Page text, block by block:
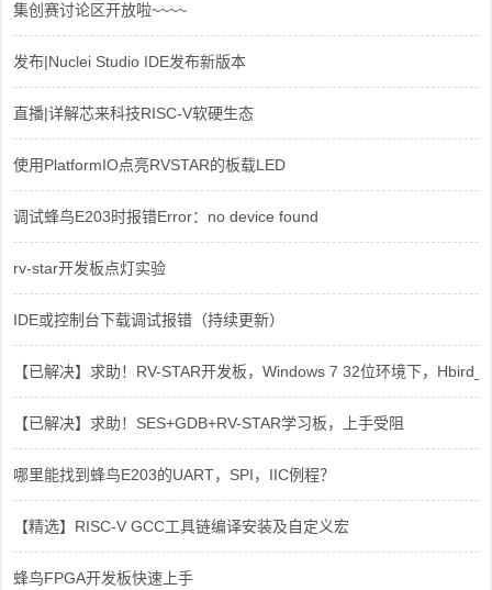
集创赛讨论区开放啦~~~~
发布|Nuclei Studio IDE发布新版本
直播|详解芯来科技RISC-V软硬生态
使用PlatformIO点亮RVSTAR的板载LED
调试蜂鸟E203时报错Error：no device found
rv-star开发板点灯实验
IDE或控制台下载调试报错（持续更新）
【已解决】求助！RV-STAR开发板，Windows 7 32位环境下，
【已解决】求助！SES+GDB+RV-STAR学习板，上手受阻
哪里能找到蜂鸟E203的UART，SPI，IIC例程？
【精选】RISC-V GCC工具链编译安装及自定义宏
蜂鸟FPGA开发板快速上手